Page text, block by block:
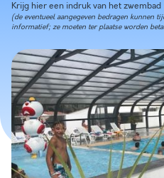
Krijg hier een indruk van het zwembad
(de eventueel aangegeven bedragen kunnen
informatief; ze moeten ter plaatse worden